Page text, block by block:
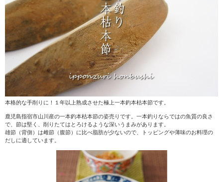
本格的な手削りに！１年以上熟成させた極上一本釣本枯本節です。
鹿児島指宿市山川産の一本釣本枯本節の姿売りです。一本釣りならではの魚質の良さ
で、節は堅く、削りたてはとろけるような深いうまみがあります。
雄節（背側）は雌節（腹節）に比べ脂肪が少ないので、トッピングや薄味のお料理の
だしに適しています。